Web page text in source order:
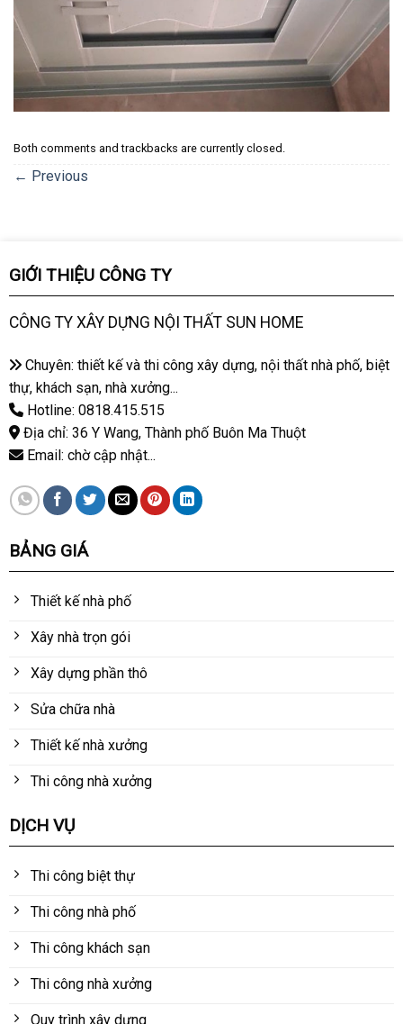
Both comments and trackbacks are currently closed.
← Previous
GIỚI THIỆU CÔNG TY
CÔNG TY XÂY DỰNG NỘI THẤT SUN HOME
Chuyên: thiết kế và thi công xây dựng, nội thất nhà phố, biệt
thự, khách sạn, nhà xưởng...
Hotline: 0818.415.515
Địa chỉ: 36 Y Wang, Thành phố Buôn Ma Thuột
Email: chờ cập nhật...
BẢNG GIÁ
Thiết kế nhà phố
Xây nhà trọn gói
Xây dựng phần thô
Sửa chữa nhà
Thiết kế nhà xưởng
Thi công nhà xưởng
DỊCH VỤ
Thi công biệt thự
Thi công nhà phố
Thi công khách sạn
Thi công nhà xưởng
Quy trình xây dựng